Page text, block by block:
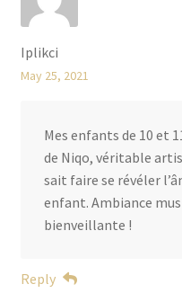
Iplikci
May 25, 2021
Mes enfants de 10 et
de Niqo, véritable
sait faire se révéler
enfant. Ambiance
bienveillante !
Reply